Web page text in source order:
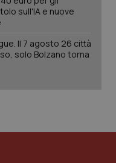
Collo
sull'IA e nuove
Il 7 agosto 26 città
solo Bolzano torna